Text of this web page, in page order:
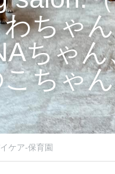
ちゃ
ちゃ
ちゃ
ケア-保育園